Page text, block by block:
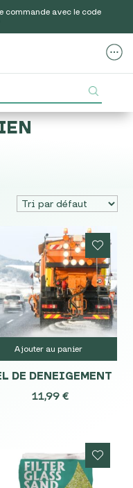
commande avec le code
Ajouter au panier
DE DENEIGEMENT
11,99 €